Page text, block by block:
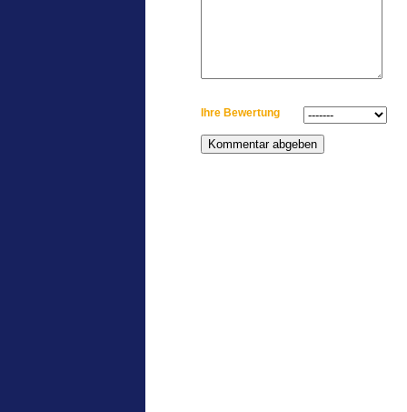
Ihre Bewertung